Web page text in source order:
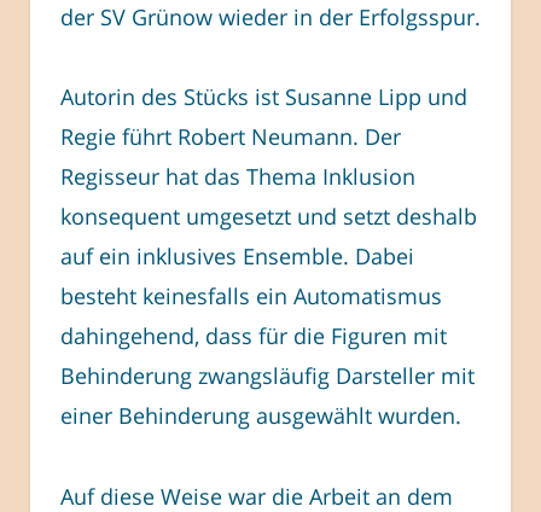
der SV Grünow wieder in der Erfolgsspur.
Autorin des Stücks ist Susanne Lipp und
Regie führt Robert Neumann. Der
Regisseur hat das Thema Inklusion
konsequent umgesetzt und setzt deshalb
auf ein inklusives Ensemble. Dabei
besteht keinesfalls ein Automatismus
dahingehend, dass für die Figuren mit
Behinderung zwangsläufig Darsteller mit
einer Behinderung ausgewählt wurden.
Auf diese Weise war die Arbeit an dem